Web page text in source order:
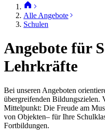
Alle Angebote
Schulen
Angebote für
Lehrkräfte
Bei unseren Angeboten
übergreifenden Bildungszielen.
Mittelpunkt: Die Freude am
von Objekten– für Ihre
Fortbildungen.